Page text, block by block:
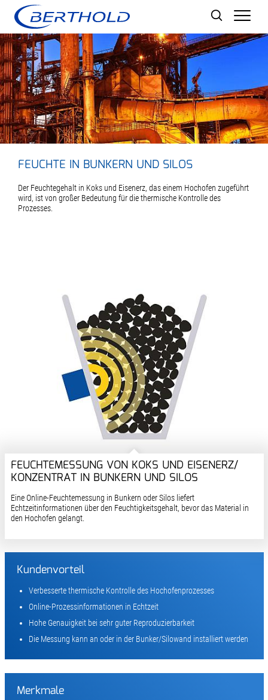
FEUCHTE IN BUNKERN UND SILOS
Der Feuchtegehalt in Koks und Eisenerz, das einem Hochofen zugeführt
wird, ist von großer Bedeutung für die thermische Kontrolle des
Prozesses.
FEUCHTEMESSUNG VON KOKS UND EISENERZ/
KONZENTRAT IN BUNKERN UND SILOS
Eine Online-Feuchtemessung in Bunkern oder Silos liefert
Echtzeitinformationen über den Feuchtigkeitsgehalt, bevor das Material in
den Hochofen gelangt.
Kundenvorteil
Verbesserte thermische Kontrolle des Hochofenprozesses
Online-Prozessinformationen in Echtzeit
Hohe Genauigkeit bei sehr guter Reproduzierbarkeit
Die Messung kann an oder in der Bunker/Silowand installiert werden
Merkmale